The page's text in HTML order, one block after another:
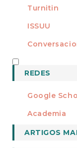
Turnitin
ISSUU
REDES
Google
Academia
ARTIGOS